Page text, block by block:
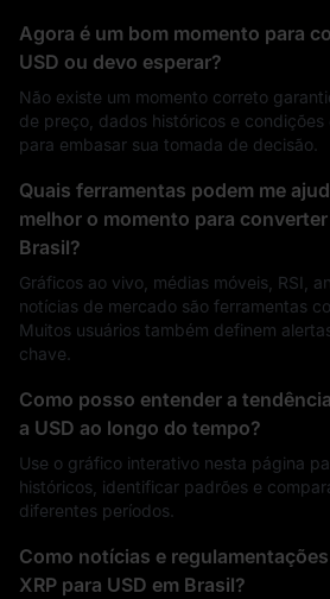
Agora é um bom momento para
USD ou devo esperar?
Não existe um momento correto
de preço, dados históricos e condições
para embasar sua tomada de decisão.
Quais ferramentas podem me
melhor o momento para converter
Brasil?
Gráficos ao vivo, médias móveis, RSI,
notícias de mercado são ferramentas
Muitos usuários também definem
chave.
Como posso entender a
a USD ao longo do tempo?
Use o gráfico interativo nesta página
históricos, identificar padrões e
diferentes períodos.
Como notícias e
XRP para USD em Brasil?